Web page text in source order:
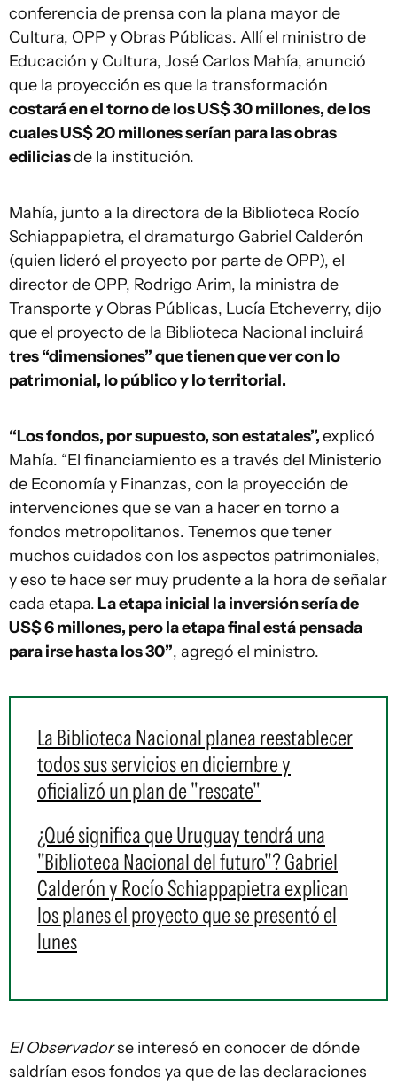
conferencia de prensa con la plana mayor de
Cultura, OPP y Obras Públicas. Allí el ministro de
Educación y Cultura, José Carlos Mahía, anunció
que la proyección es que la transformación
costará en el torno de los US$ 30 millones, de los
cuales US$ 20 millones serían para las obras
ediliciasde la institución.
Mahía, junto a la directora de la Biblioteca Rocío
Schiappapietra, el dramaturgo Gabriel Calderón
(quien lideró el proyecto por parte de OPP), el
director de OPP, Rodrigo Arim, la ministra de
Transporte y Obras Públicas, Lucía Etcheverry, dijo
que el proyecto de la Biblioteca Nacional incluirá
tres “dimensiones” que tienen que ver con lo
patrimonial, lo público y lo territorial.
“Los fondos, por supuesto, son estatales”,explicó
Mahía. “El financiamiento es a través del Ministerio
de Economía y Finanzas, con la proyección de
intervenciones que se van a hacer en torno a
fondos metropolitanos. Tenemos que tener
muchos cuidados con los aspectos patrimoniales,
y eso te hace ser muy prudente a la hora de señalar
cada etapa. La etapa inicial la inversión sería de
US$ 6 millones, pero la etapa final está pensada
para irse hasta los 30”, agregó el ministro.
La Biblioteca Nacional planea reestablecer
todos sus servicios en diciembre y
oficializó un plan de "rescate"
¿Qué significa que Uruguay tendrá una
"Biblioteca Nacional del futuro"? Gabriel
Calderón y Rocío Schiappapietra explican
los planes el proyecto que se presentó el
lunes
El Observadorse interesó en conocer de dónde
saldrían esos fondos ya que de las declaraciones